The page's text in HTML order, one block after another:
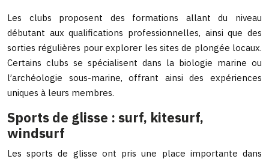
Les clubs proposent des formations allant du niveau
débutant aux qualifications professionnelles, ainsi que des
sorties régulières pour explorer les sites de plongée locaux.
Certains clubs se spécialisent dans la biologie marine ou
l’archéologie sous-marine, offrant ainsi des expériences
uniques à leurs membres.
Sports de glisse : surf, kitesurf,
windsurf
Les sports de glisse ont pris une place importante dans